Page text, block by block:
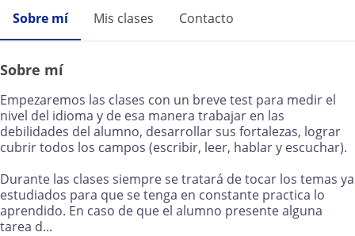
Sobre mí Mis clases Contacto
Sobre mí
Empezaremos las clases con un breve test para medir el
nivel del idioma y de esa manera trabajar en las
debilidades del alumno, desarrollar sus fortalezas, lograr
cubrir todos los campos (escribir, leer, hablar y escuchar).
Durante las clases siempre se tratará de tocar los temas ya
estudiados para que se tenga en constante practica lo
aprendido. En caso de que el alumno presente alguna
tarea d...